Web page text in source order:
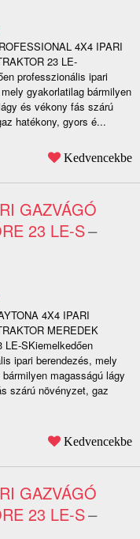
4X4 IPARI
23 LE-
professzionális ipari
gyakorlatilag bármilyen
és vékony fás szárú
hatékony, gyors é...
Kedvencekbe
GAZVÁGÓ
23 LE-S–
4X4 IPARI
MEREDEK
LE-SKiemelkedően
ipari berendezés, mely
magasságú lágy
szárú növényzet, gaz
Kedvencekbe
GAZVÁGÓ
23 LE-S–